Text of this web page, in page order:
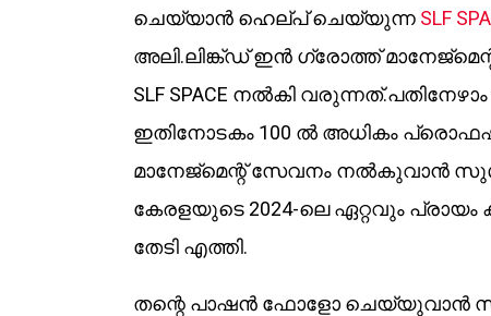
ചെയ്യാൻ ഹെല്പ് ചെയ്യുന്ന SLF
അലി.ലിങ്ക്ഡ് ഇൻ ഗ്രോത്ത്
SLF SPACE നൽകി
ഇതിനോടകം 100 ൽ അധികം
മാനേജ്‌മെന്റ് സേവനം നൽകുവാൻ
കേരളയുടെ 2024-ലെ ഏറ്റവും
തേടി എത്തി.
തന്റെ പാഷൻ ഫോളോ ചെയ്‌യുവാൻ